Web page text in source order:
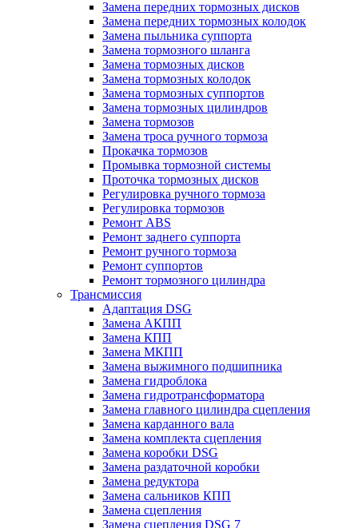
Замена передних тормозных дисков
Замена передних тормозных колодок
Замена пыльника суппорта
Замена тормозного шланга
Замена тормозных дисков
Замена тормозных колодок
Замена тормозных суппортов
Замена тормозных цилиндров
Замена тормозов
Замена троса ручного тормоза
Прокачка тормозов
Промывка тормозной системы
Проточка тормозных дисков
Регулировка ручного тормоза
Регулировка тормозов
Ремонт ABS
Ремонт заднего суппорта
Ремонт ручного тормоза
Ремонт суппортов
Ремонт тормозного цилиндра
Трансмиссия
Адаптация DSG
Замена АКПП
Замена КПП
Замена МКПП
Замена выжимного подшипника
Замена гидроблока
Замена гидротрансформатора
Замена главного цилиндра сцепления
Замена карданного вала
Замена комплекта сцепления
Замена коробки DSG
Замена раздаточной коробки
Замена редуктора
Замена сальников КПП
Замена сцепления
Замена сцепления DSG 7